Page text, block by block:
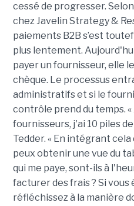
cessé de progresser.
chez Javelin Strategy &
paiements B2B s’est
plus lentement.
payer un fournisseur, elle
chèque. Le processus
administratifs et si le
contrôle prend du temps. «
fournisseurs, j'ai 10 piles
Tedder. « En intégrant cela
peux obtenir une vue du
qui me paye, sont-ils à
facturer des frais ? Si
réfléchissez à la manière